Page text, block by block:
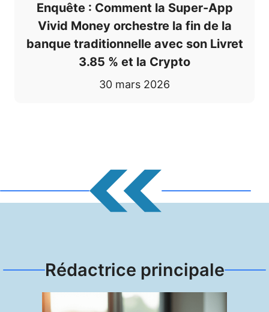
Enquête : Comment la Super-App
Vivid Money orchestre la fin de la
banque traditionnelle avec son Livret
3.85 % et la Crypto
30 mars 2026
Rédactrice principale